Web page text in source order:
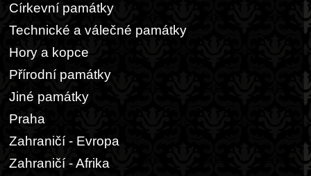
Církevní památky
Technické a válečné památky
Hory a kopce
Přírodní památky
Jiné památky
Praha
Zahraničí - Evropa
Zahraničí - Afrika